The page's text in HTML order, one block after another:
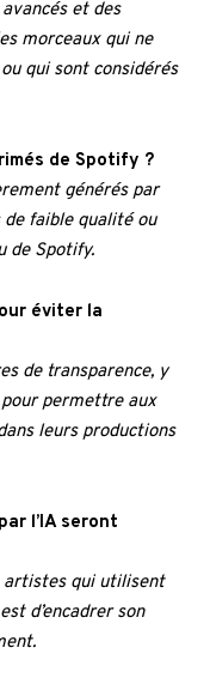
et des
morceaux qui ne
qui sont considérés
de Spotify ?
générés par
de faible qualité ou
de Spotify.
éviter la
de transparence, y
permettre aux
leurs productions
l’IA seront
artistes qui utilisent
d’encadrer son